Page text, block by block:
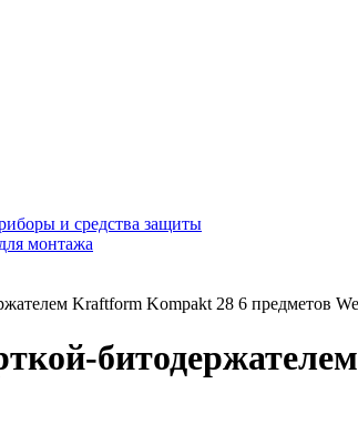
и средства защиты
монтажа
Kraftform Kompakt 28 6 предметов